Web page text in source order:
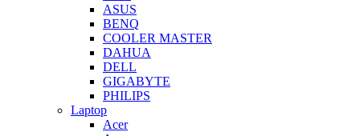
ASUS
BENQ
COOLER MASTER
DAHUA
DELL
GIGABYTE
PHILIPS
Laptop
Acer